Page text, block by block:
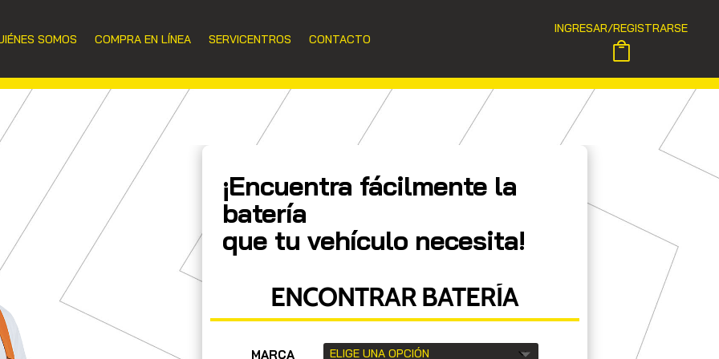
SOMOS COMPRA EN LÍNEA SERVICENTROS CONTACTO
INGRESAR/REGISTRARSE
¡Encuentra fácilmente la
batería
que tu vehículo necesita!
ENCONTRAR BATERÍA
MARCA